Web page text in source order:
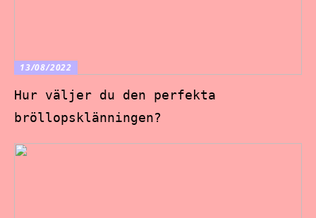
13/08/2022
Hur väljer du den perfekta
bröllopsklänningen?